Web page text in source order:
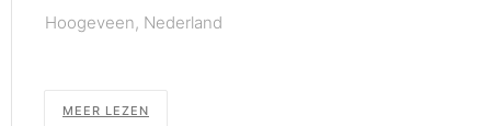
Hoogeveen, Nederland
MEER LEZEN